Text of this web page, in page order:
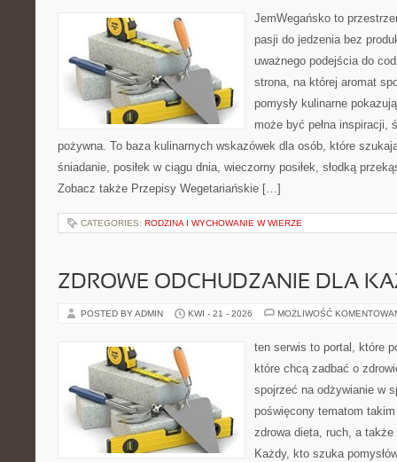
JemWegańsko to
pasji do jedzenia bez
uważnego podejścia do
strona, na której aromat
pomysły kulinarne
może być pełna inspiracji,
pożywna. To baza kulinarnych wskazówek dla osób, które
śniadanie, posiłek w ciągu dnia, wieczorny posiłek, słodką
Zobacz także Przepisy Wegetariańskie […]
CATEGORIES: RODZINA I WYCHOWANIE W WIERZE
ZDROWE ODCHUDZANIE DLA
POSTED BY ADMIN KWI - 21 - 2026 MOŻLIWOŚĆ
ten serwis to portal, które
które chcą zadbać o
spojrzeć na odżywianie w
poświęcony tematom
zdrowa dieta, ruch, a
Każdy, kto szuka